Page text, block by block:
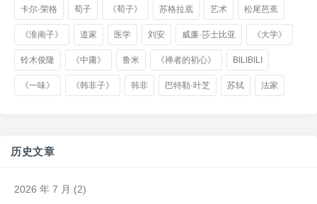
卡尔·荣格 荀子 《荀子》 苏格拉底 艺术 松尾芭蕉
《淮南子》 道家 医学 刘安 威廉·莎士比亚 《大学》
铃木俊隆 《中庸》 鲁米 《禅者的初心》 BILIBILI
《一味》 《韩非子》 韩非 巴特勒·叶芝 苏轼 法家
历史文章
2026 年 7 月 (2)